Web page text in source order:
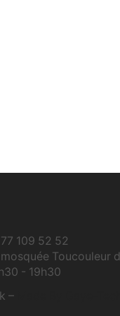
109 52 52
Toucouleur
- 19h30
–